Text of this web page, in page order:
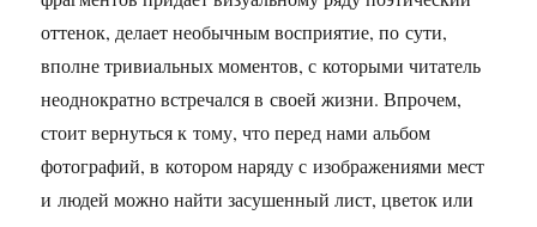
оттенок, делает необычным восприятие, по сути,
вполне тривиальных моментов, с которыми читатель
неоднократно встречался в своей жизни. Впрочем,
стоит вернуться к тому, что перед нами альбом
фотографий, в котором наряду с изображениями мест
и людей можно найти засушенный лист, цветок или